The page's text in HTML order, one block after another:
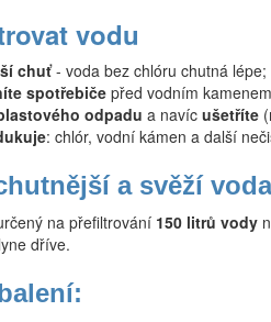
vodu
chuť- voda bez chlóru chutná lépe;
spotřebiče před vodním
odpadu a navíc ušetříte
: chlór, vodní kámen a další
a svěží
na přefiltrování 150 litrů vody
dříve.